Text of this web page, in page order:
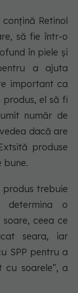
Retinol
să fie într-o
în piele și
a ajuta
important ca
el să fi
număr de
dacă are
produse
bune.
produs trebuie
o
ceea ce
seara, iar
SPP pentru a
soarele”, a